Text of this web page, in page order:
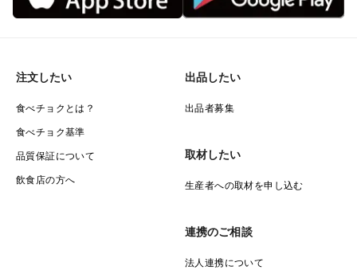
注文したい
食べチョクとは？
食べチョク基準
品質保証について
飲食店の方へ
出品したい
出品者募集
取材したい
生産者への取材を申し込む
連携のご相談
法人連携について